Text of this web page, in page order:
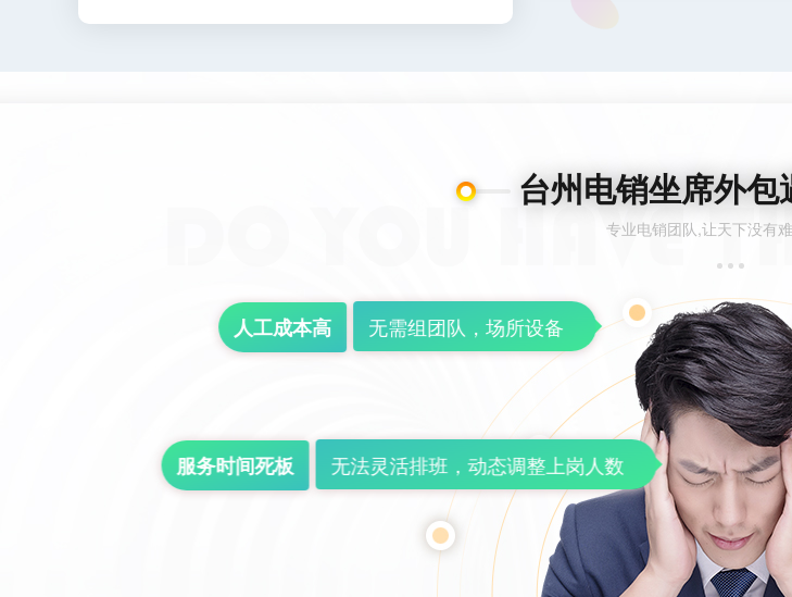
台州电销坐席外
专业电销团队,让天下没有
人工成本高 无需组团队，场所设备
服务时间死板 无法灵活排班，动态调整上岗人数